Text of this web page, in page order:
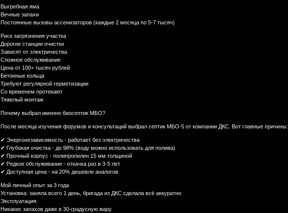
Выгребная яма
Вечные запахи
Постоянные вызовы ассенизаторов (каждые 2 месяца по 5-7 тысяч)
Риск загрязнения участка
Дорогие станции очистки
Зависят от электричества
Сложное обслуживание
Цена от 100+ тысяч рублей
Бетонные кольца
Требуют регулярной герметизации
Со временем протекают
Тяжелый монтаж
Почему выбрал именно биосептик МБО?
После месяца изучения форумов и консультаций выбрал септик МБО-5 от компании ДКС. Вот главные причины:
✔ Энергонезависимость - работает без электричества
✔ Глубокая очистка - до 98% (воду можно использовать для полива)
✔ Прочный корпус - полипропилен 15 мм толщиной
✔ Редкое обслуживание - откачка раз в 3-5 лет
✔ Доступная цена - на 20% дешевле аналогов
Мой личный опыт за 3 года
Установка: заняла всего 1 день, бригада из ДКС сделала всё аккуратно
Эксплуатация:
Никаких запахов даже в 30-градусную жару